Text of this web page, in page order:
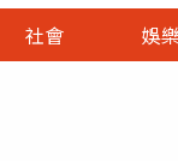
社會 娛樂
財經首頁
熱線
政